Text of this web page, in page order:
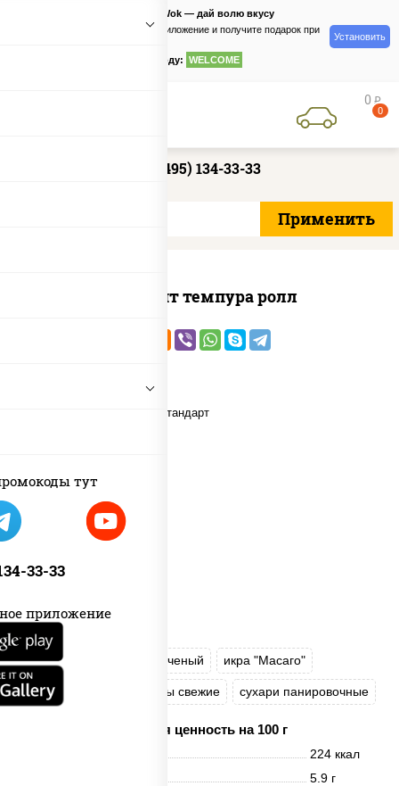
тут
33-33
приложение
PizzaSushiWok — дай волю вкусу
Скачайте приложение и получите подарок при
по промокоду: WELCOME
Установить
0 руб
0
+7 (495) 134-33-33
Динамит темпура ролл
рис угорь копченый икра "Масаго"
сыр сливочный огурцы свежие сухари панировочные
Пищевая ценность на 100 г
224 ккал
5.9 г